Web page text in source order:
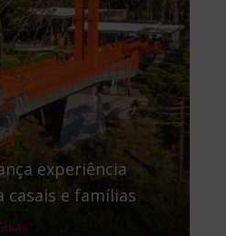
experiência
casais e famílias